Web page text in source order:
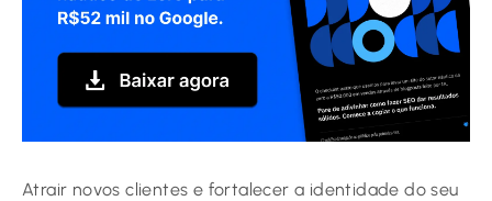
Atrair novos clientes e fortalecer a identidade do seu